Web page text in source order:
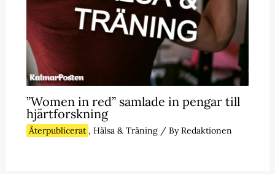
”Women in red” samlade in pengar till
hjärtforskning
Återpublicerat , Hälsa & Träning/ ByRedaktionen